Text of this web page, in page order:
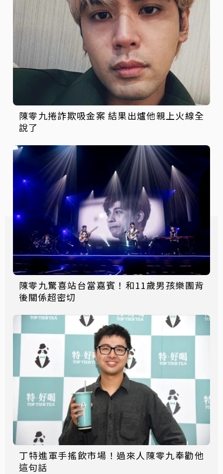
陳零九捲詐欺吸金案 結果出爐他親上火線全
說了
陳零九驚喜站台當嘉賓！和11歲男孩樂團背
後關係超密切
丁特進軍手搖飲市場！過來人陳零九奉勸他
這句話